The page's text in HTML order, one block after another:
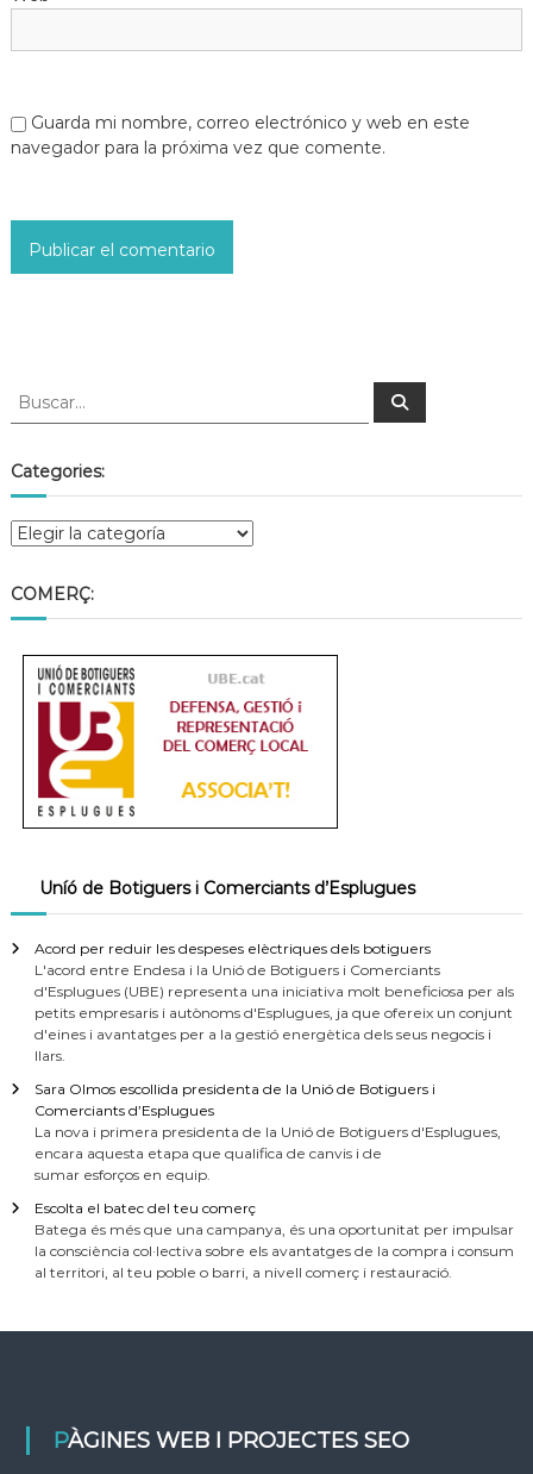
Guarda mi nombre, correo electrónico y web en este
navegador para la próxima vez que comente.
Categories:
COMERÇ:
Uníó de Botiguers i Comerciants d’Esplugues
Acord per reduir les despeses elèctriques dels botiguers
L'acord entre Endesa i la Unió de Botiguers i Comerciants
d'Esplugues (UBE) representa una iniciativa molt beneficiosa per als
petits empresaris i autònoms d'Esplugues, ja que ofereix un conjunt
d'eines i avantatges per a la gestió energètica dels seus negocis i
llars.
Sara Olmos escollida presidenta de la Unió de Botiguers i
Comerciants d’Esplugues
La nova i primera presidenta de la Unió de Botiguers d'Esplugues,
encara aquesta etapa que qualifica de canvis i de
sumar esforços en equip.
Escolta el batec del teu comerç
Batega és més que una campanya, és una oportunitat per impulsar
la consciència col·lectiva sobre els avantatges de la compra i consum
al territori, al teu poble o barri, a nivell comerç i restauració.
PÀGINES WEB I PROJECTES SEO